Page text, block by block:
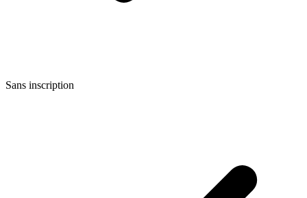
Sans inscription